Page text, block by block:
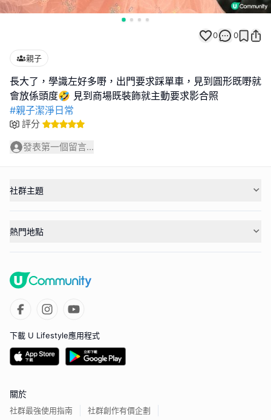
0 0
親子
長大了，學識左好多嘢，出門要求踩單車，見到圓形既嘢就
#親子潔淨日常
評分
發表第一個留言...
社群主題
熱門地點
下載 U Lifestyle應用程式
關於
社群最強使用指南 社群創作有價企劃